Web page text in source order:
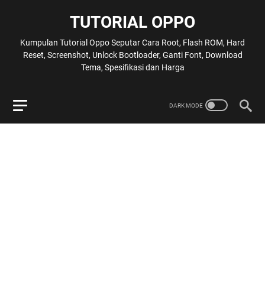
TUTORIAL OPPO
Kumpulan Tutorial Oppo Seputar Cara Root, Flash ROM, Hard
Reset, Screenshot, Unlock Bootloader, Ganti Font, Download
Tema, Spesifikasi dan Harga